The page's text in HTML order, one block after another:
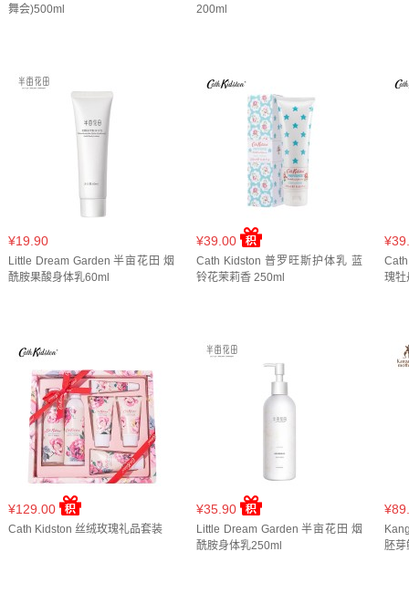
舞会)500ml
200ml
¥19.90
Little Dream Garden 半亩花田 烟
酰胺果酸身体乳60ml
¥39.00
Cath Kidston 普罗旺斯护体乳 蓝
铃花茉莉香 250ml
瑰牡
¥129.00
Cath Kidston 丝绒玫瑰礼品套装
¥35.90
Little Dream Garden 半亩花田 烟
酰胺身体乳250ml
胚芽